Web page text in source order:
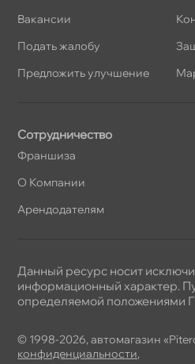
акансии
Подать жалобу
Предложить улучшение
Сотрудничество
Франшиза
О Компании
Арендодателям
© 1998-2026, автомагазин
конфиденциальности,
Данный ресурс носит
информационный характер.
определяемой положениями